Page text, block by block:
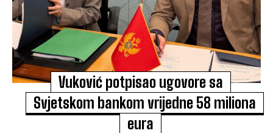
Vuković potpisao ugovore sa
Svjetskom bankom vrijedne 58 miliona
eura